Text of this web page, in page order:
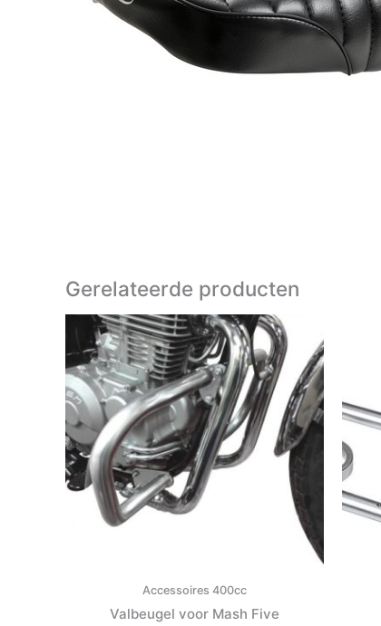
Gerelateerde producten
Accessoires 400cc
Valbeugel voor Mash Five